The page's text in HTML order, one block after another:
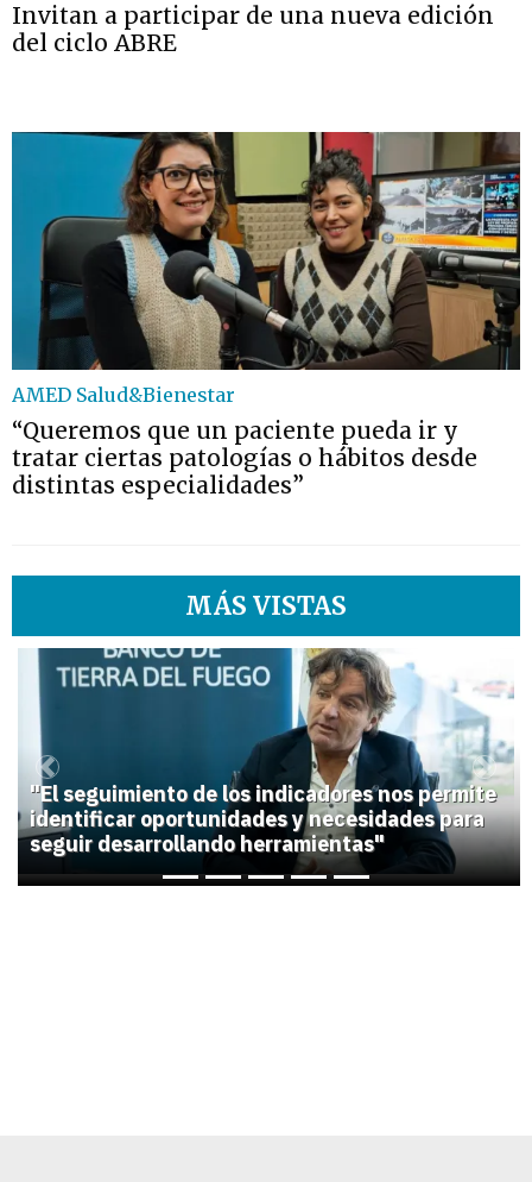
Invitan a participar de una nueva edición
del ciclo ABRE
AMED Salud&Bienestar
“Queremos que un paciente pueda ir y
tratar ciertas patologías o hábitos desde
distintas especialidades”
MÁS VISTAS
1
"El seguimiento de los indicadores nos permite
identificar oportunidades y necesidades para
seguir desarrollando herramientas"
Previous Next